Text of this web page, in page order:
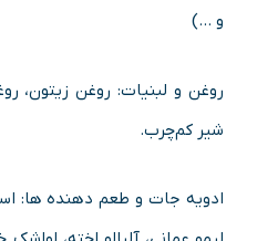
و …)
روغن و لبنیات: روغن زیتون،
شیر کم‌چرب.
ادویه جات و طعم دهنده ها: